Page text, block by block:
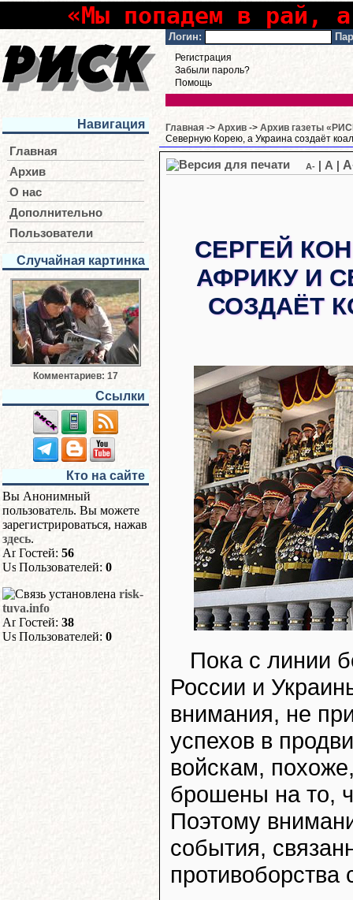
«Мы попадем в рай,
Логин:
Регистрация
Забыли пароль?
Помощь
Навигация
Главная
Архив
О нас
Дополнительно
Пользователи
Случайная картинка
Комментариев: 17
Ссылки
Кто на сайте
Вы Анонимный
пользователь. Вы можете
зарегистрироваться, нажав
здесь.
Гостей: 56
Пользователей: 0
risk-
tuva.info
Гостей: 38
Пользователей: 0
Главная -> Архив -> Архив газеты
Северную Корею, а Украина создаёт
A- A
СЕРГЕЙ
АФРИКУ И
СОЗДАЁТ
Пока с линии
России и
внимания, не
успехов в
войскам,
брошены на то,
Поэтому
события,